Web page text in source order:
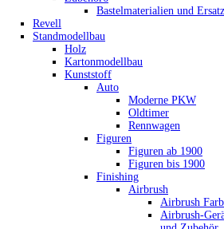
Bastelmaterialien und
Revell
Standmodellbau
Holz
Kartonmodellbau
Kunststoff
Auto
Moderne PKW
Oldtimer
Rennwagen
Figuren
Figuren ab 1900
Figuren bis 1900
Finishing
Airbrush
Airbrush
Airbrush-